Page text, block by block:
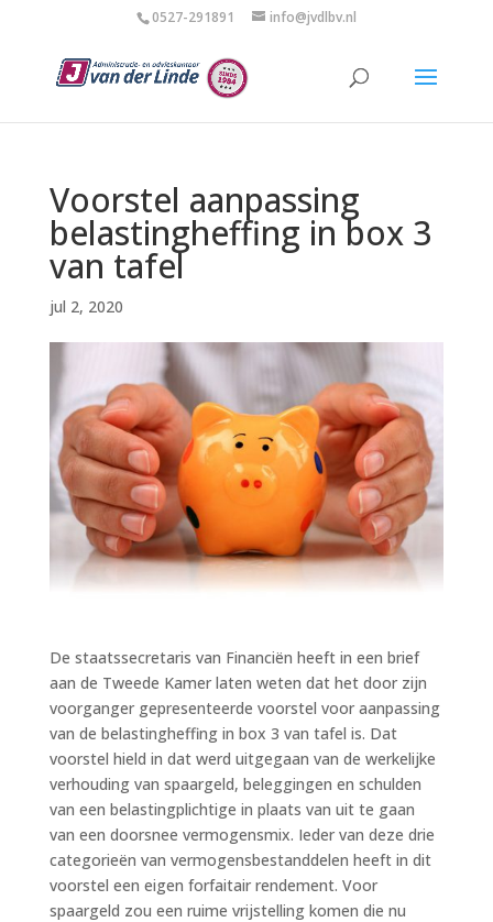
0527-291891 info@jvdlbv.nl
Voorstel aanpassing
belastingheffing in box 3
van tafel
jul 2, 2020
De staatssecretaris van Financiën heeft in een brief
aan de Tweede Kamer laten weten dat het door zijn
voorganger gepresenteerde voorstel voor aanpassing
van de belastingheffing in box 3 van tafel is. Dat
voorstel hield in dat werd uitgegaan van de werkelijke
verhouding van spaargeld, beleggingen en schulden
van een belastingplichtige in plaats van uit te gaan
van een doorsnee vermogensmix. Ieder van deze drie
categorieën van vermogensbestanddelen heeft in dit
voorstel een eigen forfaitair rendement. Voor
spaargeld zou een ruime vrijstelling komen die nu